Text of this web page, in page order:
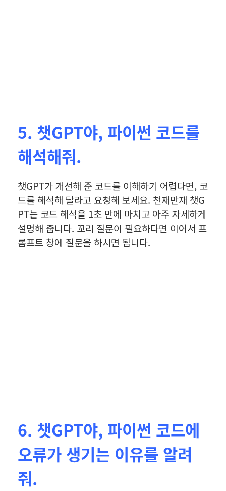
5. 챗GPT야, 파이썬 코드를
해석해줘.
챗GPT가 개선해 준 코드를 이해하기 어렵다면, 코
드를 해석해 달라고 요청해 보세요. 천재만재 챗G
PT는 코드 해석을 1초 만에 마치고 아주 자세하게
설명해 줍니다. 꼬리 질문이 필요하다면 이어서 프
롬프트 창에 질문을 하시면 됩니다.
6. 챗GPT야, 파이썬 코드에
오류가 생기는 이유를 알려
줘.